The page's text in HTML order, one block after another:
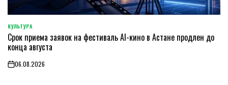
POSTED
IN
КУЛЬТУРА
Срок приема заявок на фестиваль AI-кино в Астане продлен до
конца августа
on06.08.2026